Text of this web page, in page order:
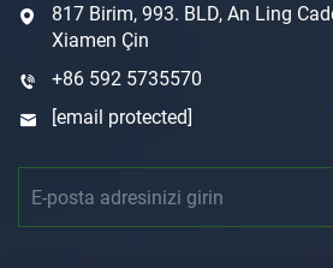
817 Birim, 993. BLD, An Ling
Xiamen Çin
+86 592 5735570
[email protected]